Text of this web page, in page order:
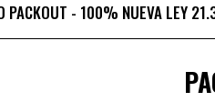
PACKOUT - 100% NUEVA LEY